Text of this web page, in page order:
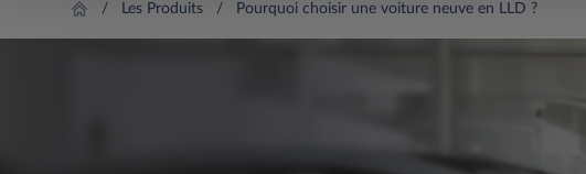
Les Produits Pourquoi choisir une voiture neuve en LLD ?